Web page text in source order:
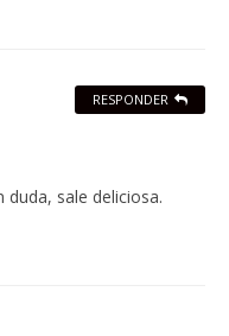
duda, sale deliciosa.
RESPONDER